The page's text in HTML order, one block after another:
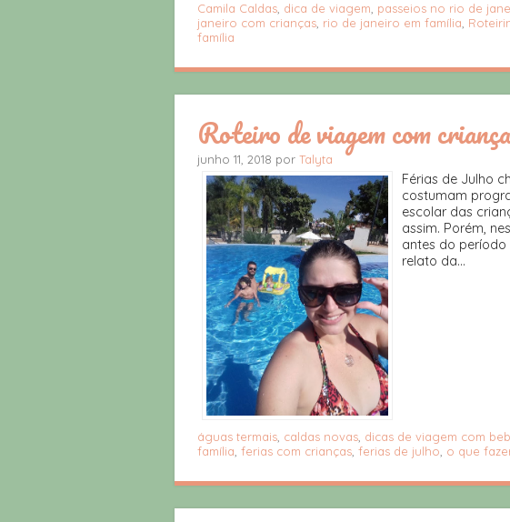
Camila Caldas dica de viagem passeios no rio de
janeiro com crianças rio de janeiro em família
família
Roteiro de viagem com
junho 11, 2018 por Talyta
Férias de Julho
costumam
escolar das
assim. Porém,
antes do
relato da...
águas termais caldas novas dicas de viagem com
família ferias com crianças ferias de julho o que